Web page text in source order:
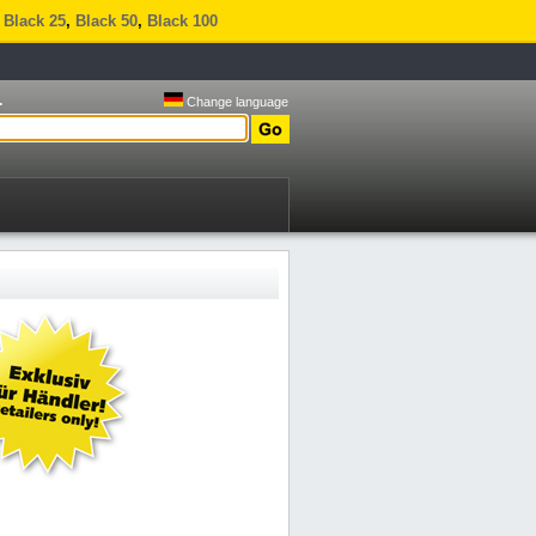
Black 25, Black 50, Black 100
Change language